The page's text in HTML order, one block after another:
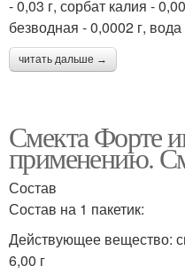
- 0,03 г, сорбат калия -
безводная - 0,0002 г,
читать дальше →
Смекта Форте
применению.
Состав
Состав на 1 пакетик:
Действующее вещество:
6,00 г